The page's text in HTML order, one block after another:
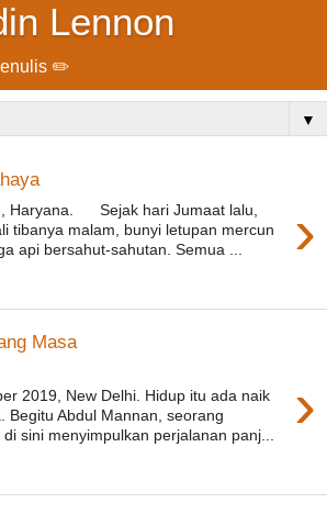
Lennon
✏️
▼
›
Haryana. Sejak hari Jumaat lalu,
tibanya malam, bunyi letupan mercun
api bersahut-sahutan. Semua ...
Masa
›
2019, New Delhi. Hidup itu ada naik
Begitu Abdul Mannan, seorang
di sini menyimpulkan perjalanan panj...